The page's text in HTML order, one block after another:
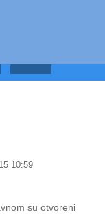
10:59
su otvoreni